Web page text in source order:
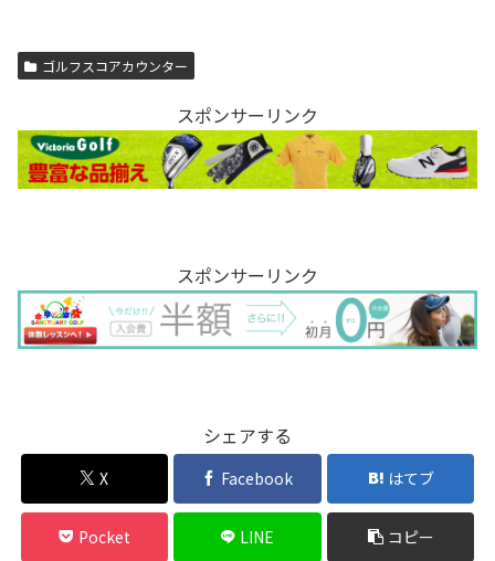
ゴルフスコアカウンター
スポンサーリンク
スポンサーリンク
シェアする
X Facebook はてブ
Pocket LINE コピー